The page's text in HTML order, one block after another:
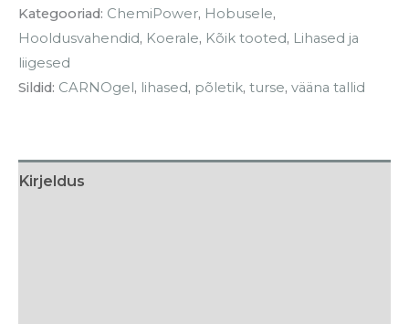
Kategooriad: ChemiPower, Hobusele,
Hooldusvahendid, Koerale, Kõik tooted, Lihased ja
liigesed
Sildid: CARNOgel, lihased, põletik, turse, vääna tallid
Kirjeldus